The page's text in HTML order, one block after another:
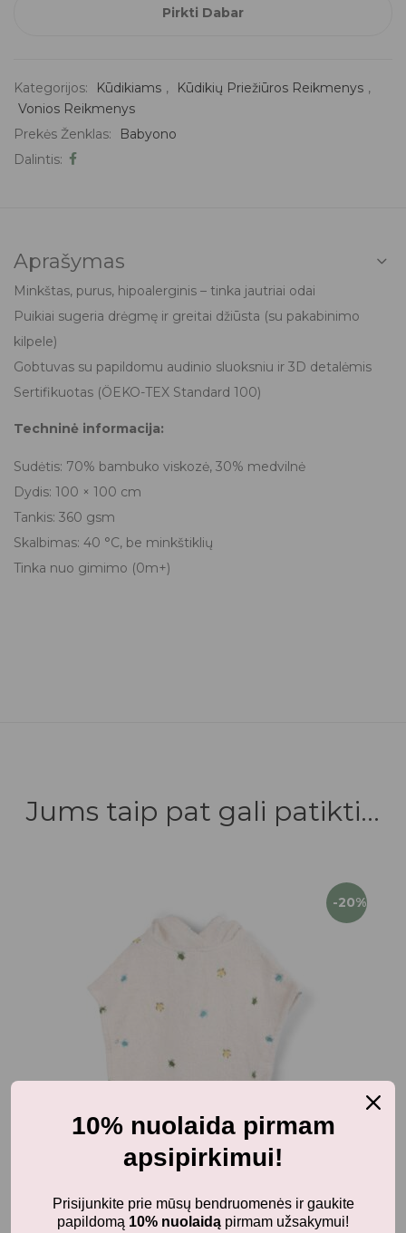
Pirkti Dabar
Kategorijos: Kūdikiams , Kūdikių Priežiūros Reikmenys ,
Vonios Reikmenys
Prekės Ženklas:
Babyono
Dalintis:
Aprašymas
Minkštas, purus, hipoalerginis – tinka jautriai odai
Puikiai sugeria drėgmę ir greitai džiūsta (su pakabinimo
kilpele)
Gobtuvas su papildomu audinio sluoksniu ir 3D detalėmis
Sertifikuotas (ÖEKO-TEX Standard 100)
Techninė informacija:
Sudėtis: 70% bambuko viskozė, 30% medvilnė
Dydis: 100 × 100 cm
Tankis: 360 gsm
Skalbimas: 40 °C, be minkštiklių
Tinka nuo gimimo (0m+)
Jums taip pat gali patikti...
-20%
10% nuolaida pirmam
apsipirkimui!
Prisijunkite prie mūsų bendruomenės ir gaukite
papildomą 10% nuolaidą pirmam užsakymui!